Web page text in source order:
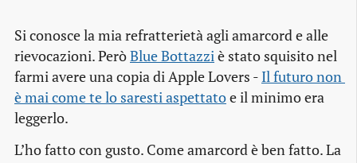
Si conosce la mia refratterietà agli amarcord e alle
rievocazioni. PeròBlue Bottazziè stato squisito nel
farmi avere una copia di Apple Lovers - Il futuro non
è mai come te lo saresti aspettatoe il minimo era
leggerlo.
L’ho fatto con gusto. Come amarcord è ben fatto. La